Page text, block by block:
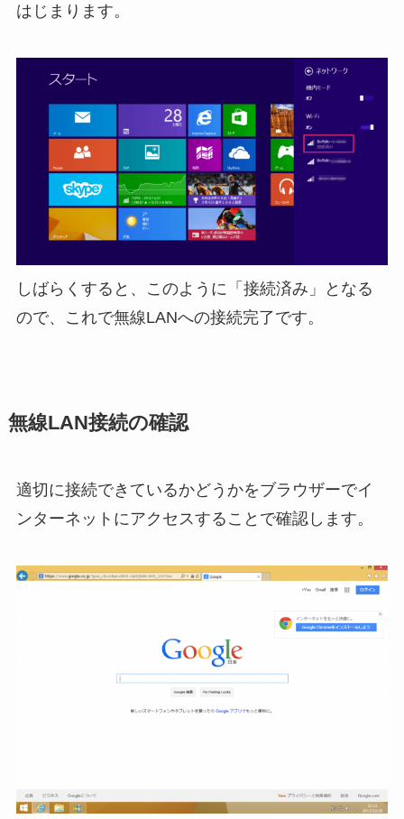
はじまります。
しばらくすると、このように「接続済み」となる
ので、これで無線LANへの接続完了です。
無線LAN接続の確認
適切に接続できているかどうかをブラウザーでイ
ンターネットにアクセスすることで確認します。